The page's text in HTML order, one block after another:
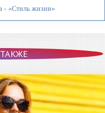
- «Стиль жизни»